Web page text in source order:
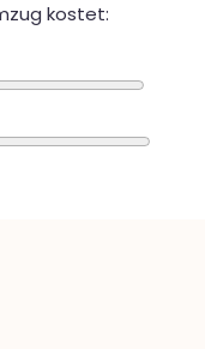
kostet: